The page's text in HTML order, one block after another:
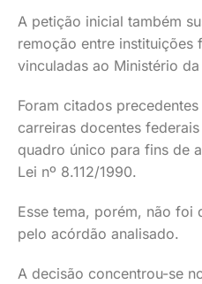
A petição inicial também
remoção entre instituições
vinculadas ao Ministério
Foram citados
carreiras docentes
quadro único para fins de
Lei nº 8.112/1990.
Esse tema, porém, não foi
pelo acórdão analisado.
A decisão concentrou-se